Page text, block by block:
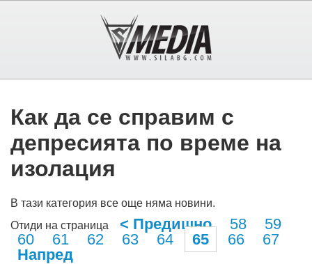
Как да се справим с
депресията по време на
изолация
В тази категория все още няма новини.
Отиди на страница
< Предишно 58
59
60
61 62 63 64 65 66
67
Напред